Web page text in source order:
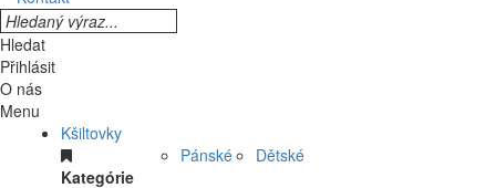
Hledat
Přihlásit
O nás
Menu
Kšiltovky
Kategórie
Pánské Dětské